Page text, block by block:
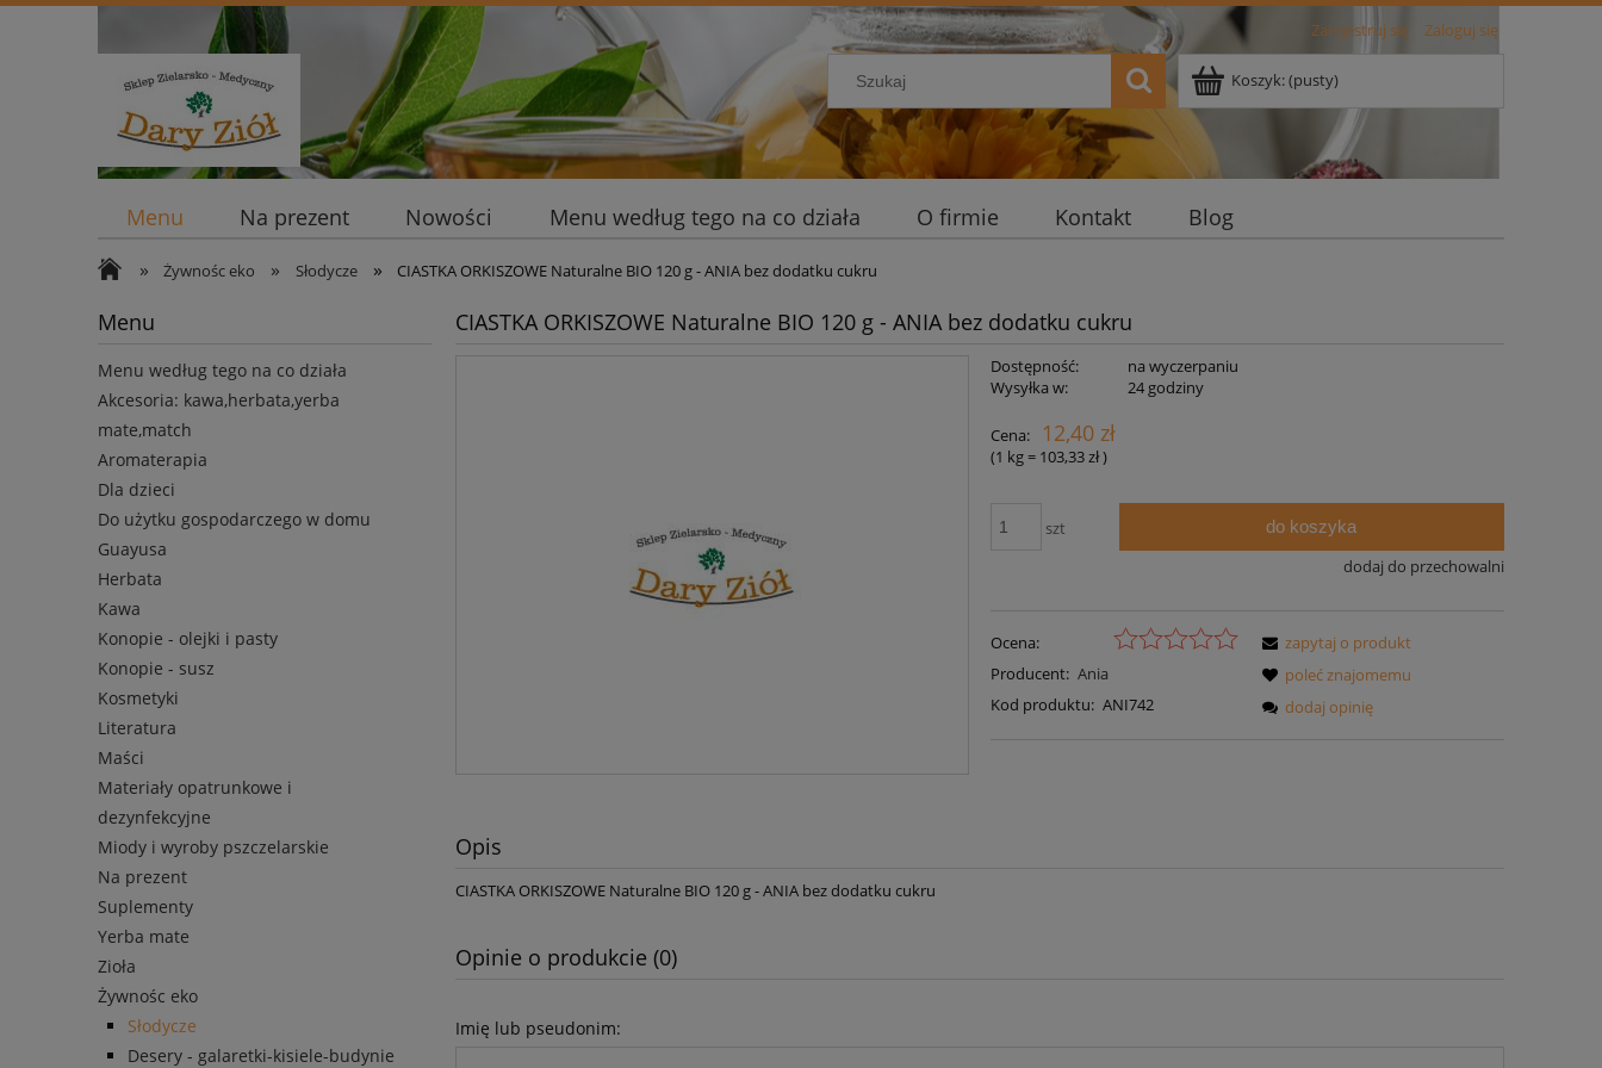
Zarejestruj się Zaloguj się
Koszyk:(pusty)
Menu Na prezent Nowości Menu według tego na co działa O firmie Kontakt Blog
» Żywnośc eko » Słodycze » CIASTKA ORKISZOWE Naturalne BIO 120 g - ANIA bez dodatku cukru
Menu
Menu według tego na co działa
Akcesoria: kawa,herbata,yerba
mate,match
Aromaterapia
Dla dzieci
Do użytku gospodarczego w domu
Guayusa
Herbata
Kawa
Konopie - olejki i pasty
Konopie - susz
Kosmetyki
Literatura
Maści
Materiały opatrunkowe i
dezynfekcyjne
Miody i wyroby pszczelarskie
Na prezent
Suplementy
Yerba mate
Zioła
Żywnośc eko
Słodycze
Desery - galaretki-kisiele-budynie
CIASTKA ORKISZOWE Naturalne BIO 120 g - ANIA bez dodatku cukru
Dostępność:
na wyczerpaniu
Wysyłka w:
24 godziny
Cena: 12,40 zł
(1 kg= 103,33 zł)
szt do koszyka
dodaj do przechowalni
Ocena:
Producent: Ania
Kod produktu: ANI742
zapytaj o produkt
poleć znajomemu
dodaj opinię
Opis
CIASTKA ORKISZOWE Naturalne BIO 120 g - ANIA bez dodatku cukru
Opinie o produkcie (0)
Imię lub pseudonim: